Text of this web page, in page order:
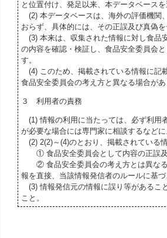
と位置付け、発足以来、本データベースを
(2) 本データベースは、海外の評価機関
おらず、具体的には、その正誤及び真偽
(3) 本来は、収集された情報に対し食品
の内容を確認・検証し、食品安全委員会
す。
(4) このため、掲載されている情報に記
食品安全委員会の考え方と異なる場合があ
３ 利用者の責務
(1) 情報の利用に当たっては、必ず利用
が必要な場合には専門家に相談するなど
(2) 2(2)～(4)のとおり、掲載されている情
① 食品安全委員会として内容の正誤及
② 食品安全委員会の考え方とは異なる
報を直接、当該情報発信者のルールに基づ
(3) 情報発信元の情報に誤り等があるこ
こと。